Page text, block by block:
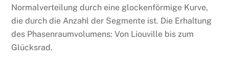
Normalverteilung durch eine glockenförmige Kurve,
die durch die Anzahl der Segmente ist. Die Erhaltung
des Phasenraumvolumens: Von Liouville bis zum
Glücksrad.